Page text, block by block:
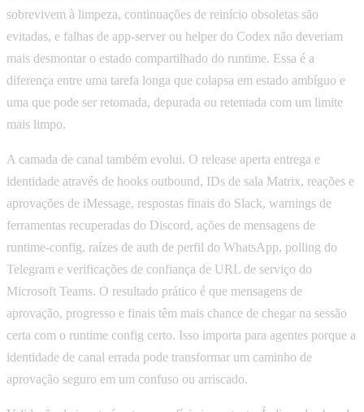
sobrevivem à limpeza, continuações de reinício obsoletas são
evitadas, e falhas de app-server ou helper do Codex não deveriam
mais desmontar o estado compartilhado do runtime. Essa é a
diferença entre uma tarefa longa que colapsa em estado ambíguo e
uma que pode ser retomada, depurada ou retentada com um limite
mais limpo.
A camada de canal também evolui. O release aperta entrega e
identidade através de hooks outbound, IDs de sala Matrix, reações e
aprovações de iMessage, respostas finais do Slack, warnings de
ferramentas recuperadas do Discord, ações de mensagens de
runtime-config, raízes de auth de perfil do WhatsApp, polling do
Telegram e verificações de confiança de URL de serviço do
Microsoft Teams. O resultado prático é que mensagens de
aprovação, progresso e finais têm mais chance de chegar na sessão
certa com o runtime config certo. Isso importa para agentes porque a
identidade de canal errada pode transformar um caminho de
aprovação seguro em um confuso ou arriscado.